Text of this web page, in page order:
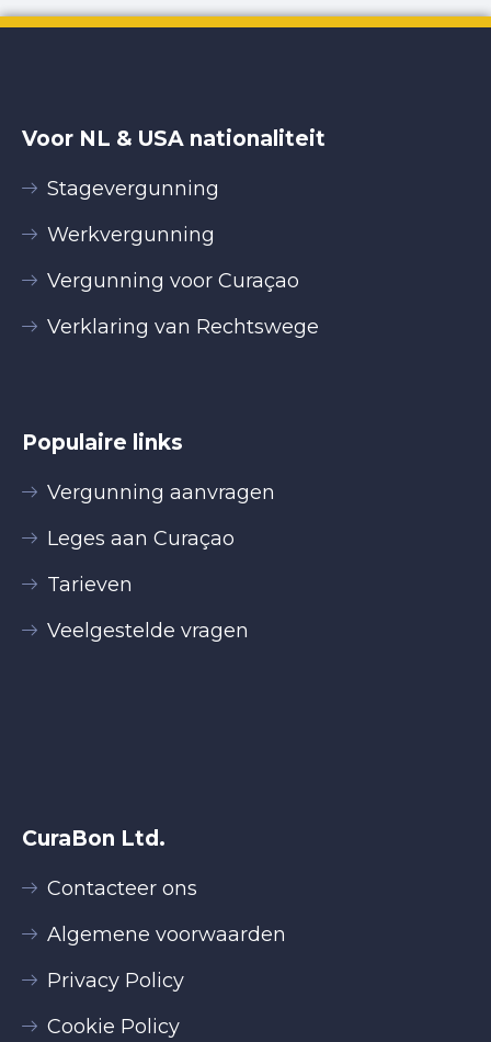
Voor NL & USA nationaliteit
Stagevergunning
Werkvergunning
Vergunning voor Curaçao
Verklaring van Rechtswege
Populaire links
Vergunning aanvragen
Leges aan Curaçao
Tarieven
Veelgestelde vragen
CuraBon Ltd.
Contacteer ons
Algemene voorwaarden
Privacy Policy
Cookie Policy